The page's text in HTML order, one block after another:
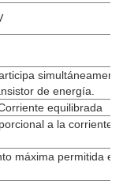
de energía.
equilibrada
a la corriente
máxima permitida es